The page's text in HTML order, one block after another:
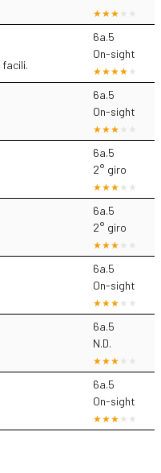
facili.
6a.5
On-sight
6a.5
On-sight
6a.5
2° giro
6a.5
2° giro
6a.5
On-sight
6a.5
N.D.
6a.5
On-sight